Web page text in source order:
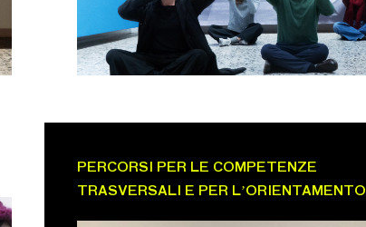
PERCORSI PER LE COMPETENZE
TRASVERSALI E PER L’ORIENTAMENTO